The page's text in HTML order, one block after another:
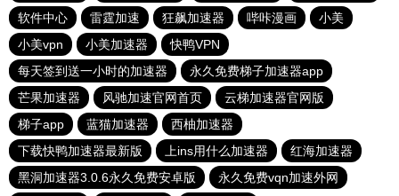
软件中心
雷霆加速 狂飙加速器 哔咔漫画
小美
小美vpn
小美加速器
快鸭VPN
每天签到送一小时的加速器
永久免费梯子加速器app
芒果加速器
风驰加速官网首页
云梯加速器官网版
梯子app
蓝猫加速器
西柚加速器
下载快鸭加速器最新版
上ins用什么加速器
红海加速器
黑洞加速器3.0.6永久免费安卓版
永久免费vqn加速外网